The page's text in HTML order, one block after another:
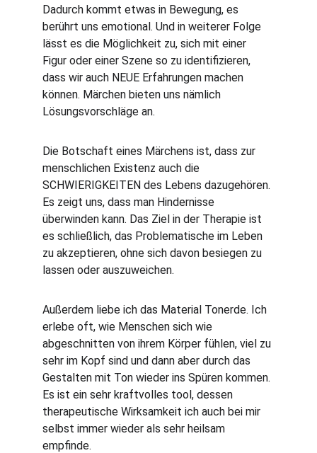
Dadurch kommt etwas in Bewegung, es
berührt uns emotional. Und in weiterer Folge
lässt es die Möglichkeit zu, sich mit einer
Figur oder einer Szene so zu identifizieren,
dass wir auch NEUE Erfahrungen machen
können. Märchen bieten uns nämlich
Lösungsvorschläge an.
Die Botschaft eines Märchens ist, dass zur
menschlichen Existenz auch die
SCHWIERIGKEITEN des Lebens dazugehören.
Es zeigt uns, dass man Hindernisse
überwinden kann. Das Ziel in der Therapie ist
es schließlich, das Problematische im Leben
zu akzeptieren, ohne sich davon besiegen zu
lassen oder auszuweichen.
Außerdem liebe ich das Material Tonerde. Ich
erlebe oft, wie Menschen sich wie
abgeschnitten von ihrem Körper fühlen, viel zu
sehr im Kopf sind und dann aber durch das
Gestalten mit Ton wieder ins Spüren kommen.
Es ist ein sehr kraftvolles tool, dessen
therapeutische Wirksamkeit ich auch bei mir
selbst immer wieder als sehr heilsam
empfinde.